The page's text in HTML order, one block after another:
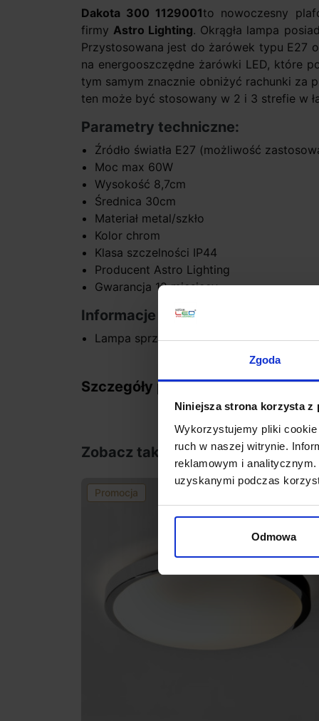
Zgoda
Niniejsza strona korzysta z
Wykorzystujemy pliki
ruch w naszej witrynie.
reklamowym i
uzyskanymi podczas
Odmowa
Dakota 300 1129001to nowoczesny
firmyAstro Lighting. Okrągła lampa
Przystosowana jest do żarówek typu E27
na energooszczędne żarówki LED, które
tym samym znacznie obniżyć rachunki za
ten może być stosowany w 2 i 3 strefie w
Parametry techniczne:
Źródło światła E27 (możliwość
Moc max 60W
Wysokość 8,7cm
Średnica 30cm
Materiał metal/szkło
Kolor chrom
Klasa szczelności IP44
Producent Astro Lighting
Gwarancja 12 miesięcy
Informacje dodatkowe:
Lampa sprzedawana bez źródła światła
Szczegóły produktu
Zobacz także
Promocja